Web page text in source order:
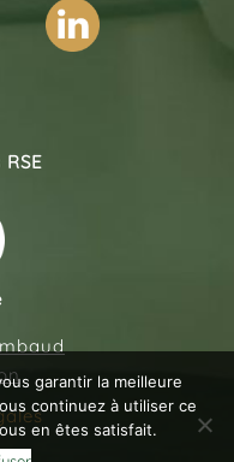
garantir la meilleure
continuez à utiliser ce
en êtes satisfait.